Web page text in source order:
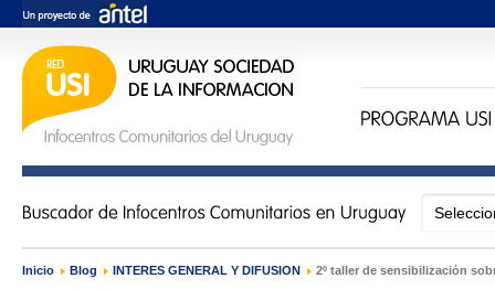
Inicio › Blog › INTERÉS GENERAL Y DIFUSIÓN › 2º taller de sensibilización